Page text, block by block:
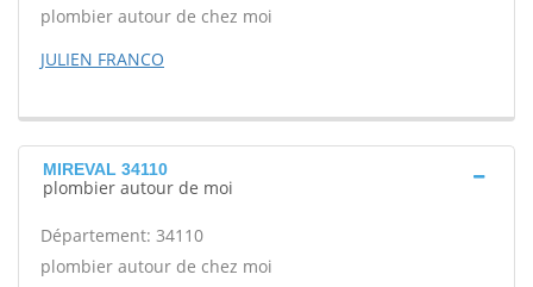
plombier autour de chez moi
JULIEN FRANCO
MIREVAL 34110
plombier autour de moi
Département: 34110
plombier autour de chez moi